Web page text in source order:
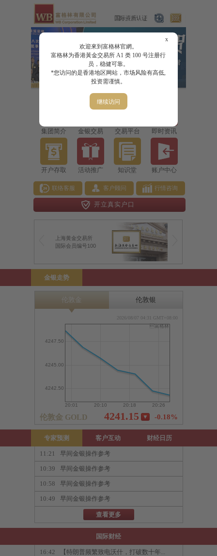
x
欢迎來到富格林官網。
富格林为香港黃金交易所 A1 类 100 号注册行
员，稳健可靠。
*您访问的是香港地区网站，市场风险有高低,
投资需谨慎。
继续访问
集团简介 金银交易 交易平台 即时资讯
开户存取 活动推广 知识堂 账户中心
联络客服 客户顾问 行情咨询
开立真实户口
上海黄金交易所
国际会员编号100
金银走势
专家预测 客户互动 财经日历
11:21 早间金银操作参考
10:39 早间金银操作参考
10:58 早间金银操作参考
10:49 早间金银操作参考
查看更多
国际财经
16:42 【特朗普频繁致电沃什，打破数十年...